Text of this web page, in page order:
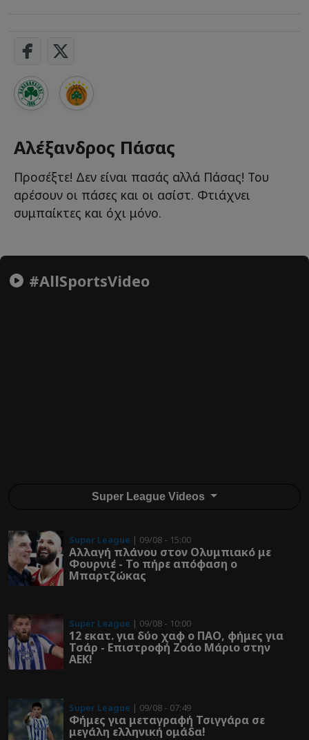
Αλέξανδρος Πάσας
Προσέξτε! Δεν είναι πασάς αλλά Πάσας! Του
αρέσουν οι πάσες και οι ασίστ. Φτιάχνει
συμπαίκτες και όχι μόνο.
#AllSportsVideo
Super League Videos
Super League | 09/08 - 15:00
Αλλαγή πλάνου στον Ολυμπιακό με
Φουρνιέ - Το πήρε απόφαση ο
Μπαρτζώκας
Super League | 09/08 - 10:00
12 εκατ. για δύο χαφ ο ΠΑΟ, φήμες για
Τσάρ - Επιστροφή Ζοάο Μάριο στην
ΑΕΚ!
Super League | 09/08 - 07:49
Φήμες για μεταγραφή Τσιγγάρα σε
μεγάλη ελληνική ομάδα!